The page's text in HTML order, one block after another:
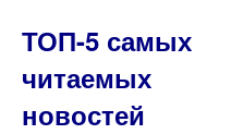
ТОП-5 самых
читаемых
новостей